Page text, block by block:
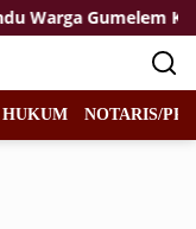
Gumelem Kulon
HUKUM NOTARIS/